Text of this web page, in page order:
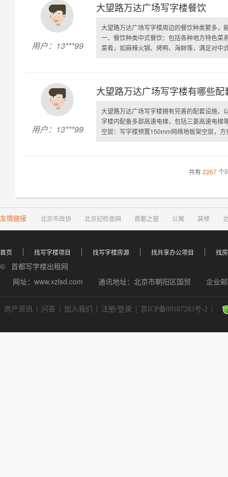
用户：13***99
大望路万达广场写字楼餐饮
大望路万达广场写字楼周边的餐饮种类繁多，
一、餐饮种类中式餐饮：包括各种地方特色菜
菜肴，如麻辣火锅、烤鸭、海鲜等，满足对中
用户：13***99
大望路万达广场写字楼有哪些配
大望路万达广场写字楼拥有完善的配套设施，
字楼内配备多部高速电梯，包括三菱高速电梯
空层：写字楼预置150mm网络地板架空层，方
共有2267个
友情链接 北京市政协 北京纪检查网 首都之窗 公寓 装修
首页 找写字楼项目 找写字楼房源 找共享办公项目 找
© 首都写字楼出租网
网址：www.xzlsd.com
通讯地址：北京市朝阳区国贸 企业
房产资讯 问答 加入我们 注册/登录 京ICP备09107283号-2